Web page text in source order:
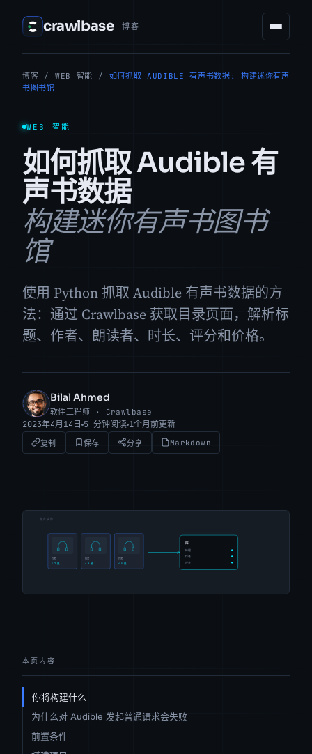
crawlbase 博客
博客 / WEB 智能 /
如何抓取 AUDIBLE 有声书数据: 构建迷你有声
书图书馆
WEB 智能
如何抓取 Audible 有
声书数据
构建迷你有声书图书
馆
使用 Python 抓取 Audible 有声书数据的方
法：通过 Crawlbase 获取目录页面，解析标
题、作者、朗读者、时长、评分和价格。
BA
Bilal Ahmed
软件工程师 · Crawlbase
2023年4月14日 5 分钟阅读 1个月前更新
复制 保存 分享 Markdown
本页内容
你将构建什么
为什么对 Audible 发起普通请求会失败
前置条件